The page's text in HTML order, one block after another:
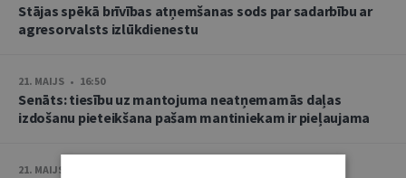
Stājas spēkā brīvības atņemšanas sods par sadarbību ar
agresorvalsts izlūkdienestu
21. MAIJS • 16:50
Senāts: tiesību uz mantojuma neatņemamās daļas
izdošanu pieteikšana pašam mantiniekam ir pieļaujama
21. MAIJS • 16:33